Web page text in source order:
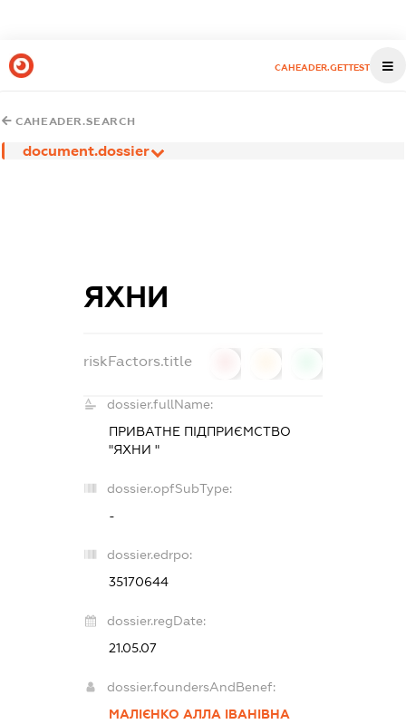
CAHEADER.GETTEST
CAHEADER.SEARCH
document.dossier
ЯХНИ
riskFactors.title
dossier.fullName:
ПРИВАТНЕ ПІДПРИЄМСТВО
"ЯХНИ "
dossier.opfSubType:
-
dossier.edrpo:
35170644
dossier.regDate:
21.05.07
dossier.foundersAndBenef:
МАЛІЄНКО АЛЛА ІВАНІВНА